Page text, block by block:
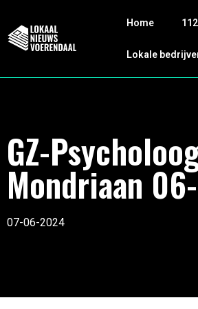
Home
Lokale
GZ-
Mondriaan
07-06-2024